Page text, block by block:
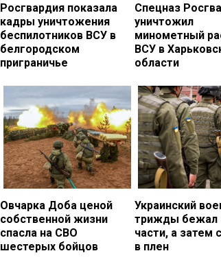
Росгвардия показала
кадры уничтожения
беспилотников ВСУ в
белгородском
приграничье
Спецназ
уничтожил
минометный
ВСУ в
области
Овчарка Доба ценой
собственной жизни
спасла на СВО
шестерых бойцов
Украинский
трижды бежал
части, а затем
в плен